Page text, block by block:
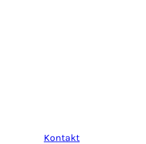
Kontakt